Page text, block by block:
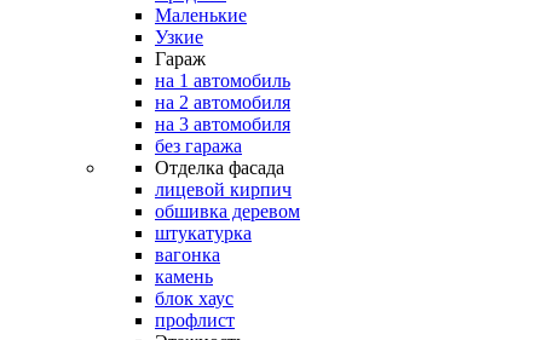
Маленькие
Узкие
Гараж
на 1 автомобиль
на 2 автомобиля
на 3 автомобиля
без гаража
Отделка фасада
лицевой кирпич
обшивка деревом
штукатурка
вагонка
камень
блок хаус
профлист